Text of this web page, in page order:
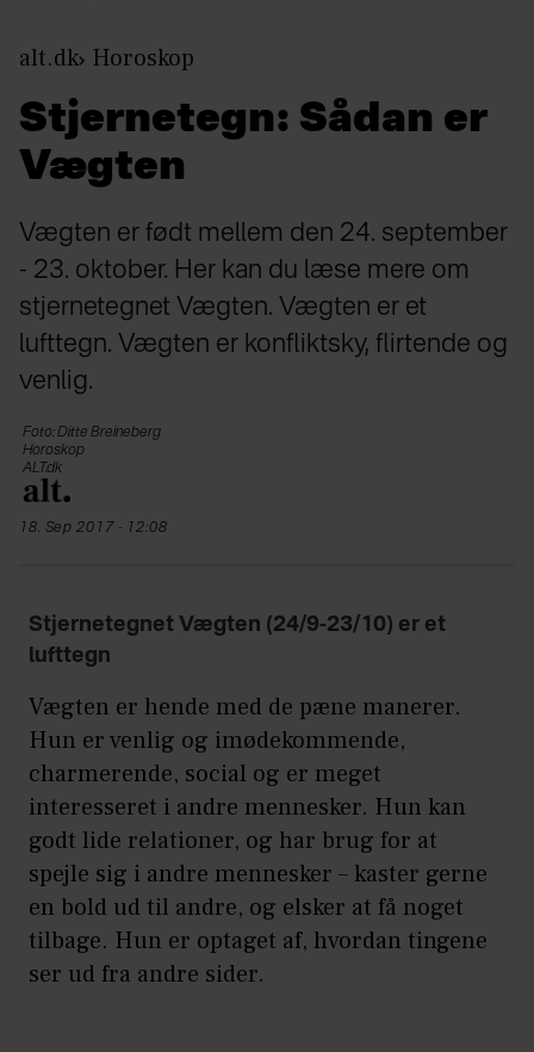
alt.dk Horoskop
Stjernetegn: Sådan er
Vægten
Vægten er født mellem den 24. september
- 23. oktober. Her kan du læse mere om
stjernetegnet Vægten. Vægten er et
lufttegn. Vægten er konfliktsky, flirtende og
venlig.
Foto: Ditte Breineberg
Horoskop
ALT.dk
18. Sep 2017 - 12:08
Stjernetegnet Vægten (24/9-23/10) er et
lufttegn
Vægten er hende med de pæne manerer.
Hun er venlig og imødekommende,
charmerende, social og er meget
interesseret i andre mennesker. Hun kan
godt lide relationer, og har brug for at
spejle sig i andre mennesker – kaster gerne
en bold ud til andre, og elsker at få noget
tilbage. Hun er optaget af, hvordan tingene
ser ud fra andre sider.